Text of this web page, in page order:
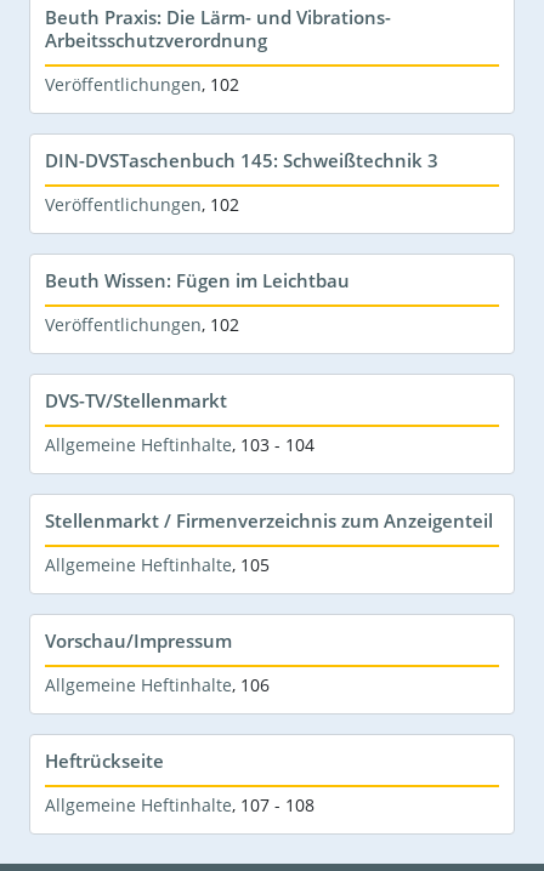
Beuth Praxis: Die Lärm- und Vibrations-
Arbeitsschutzverordnung
Veröffentlichungen, 102
DIN-DVSTaschenbuch 145: Schweißtechnik 3
Veröffentlichungen, 102
Beuth Wissen: Fügen im Leichtbau
Veröffentlichungen, 102
DVS-TV/Stellenmarkt
Allgemeine Heftinhalte, 103 - 104
Stellenmarkt / Firmenverzeichnis zum Anzeigenteil
Allgemeine Heftinhalte, 105
Vorschau/Impressum
Allgemeine Heftinhalte, 106
Heftrückseite
Allgemeine Heftinhalte, 107 - 108